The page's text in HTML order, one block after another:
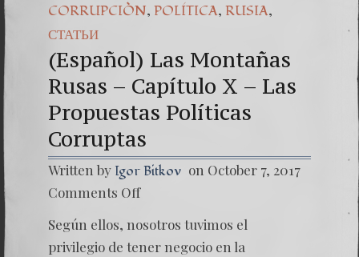
CORRUPCIÒN, POLÍTICA, RUSIA,
СТАТЬИ
(Español) Las Montañas
Rusas – Capítulo X – Las
Propuestas Políticas
Corruptas
Written by Igor Bitkov on October 7, 2017
Comments Off
Según ellos, nosotros tuvimos el
privilegio de tener negocio en la